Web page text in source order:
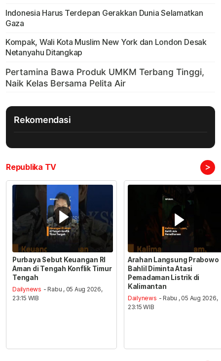
Indonesia Harus Terdepan Gerakkan Dunia Selamatkan
Gaza
Kompak, Wali Kota Muslim New York dan London Desak
Netanyahu Ditangkap
Rekomendasi
Republika TV >
Purbaya Sebut Keuangan RI
Aman di Tengah Konflik Timur
Tengah
Dailynews - Rabu , 05 Aug 2026,
23:15 WIB
Arahan Langsung Prabowo
Bahlil Diminta Atasi
Pemadaman Listrik di
Kalimantan
Dailynews - Rabu , 05 Aug 2026,
23:15 WIB